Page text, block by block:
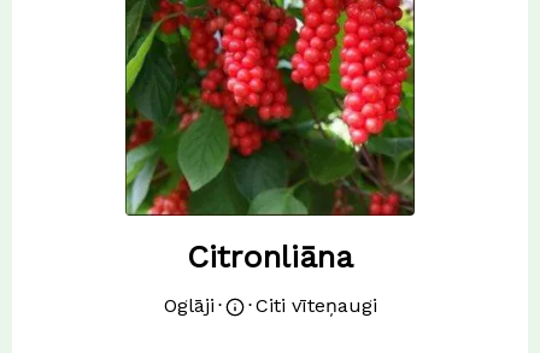
Citronliāna
Oglāji ⋅ ⋅Citi vīteņaugi